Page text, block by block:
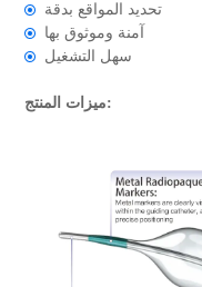
تحديد المواقع بدقة
آمنة وموثوق بها
سهل التشغيل
ميزات المنتج: